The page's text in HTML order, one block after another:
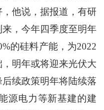
他说，据报道，有研
，今年四季度至明年
的硅料产能，为2022
明年或将迎来光伏大
续政策明年将陆续落
源电力等新基建的建